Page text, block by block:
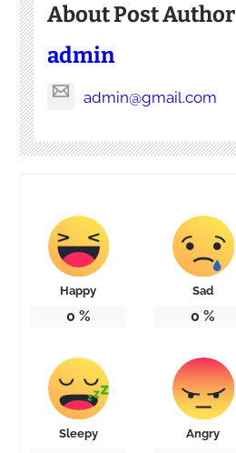
About Post Author
admin
admin@gmail.com
Happy
0 %
Sad
0 %
Sleepy Angry